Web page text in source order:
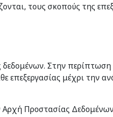
τους σκοπούς της
δεδομένων. Στην
επεξεργασίας μέχρι την
Προστασίας